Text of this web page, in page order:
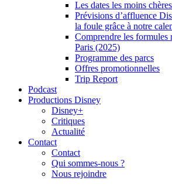
Les dates les moins
Prévisions d’affluence
la foule grâce à notre
Comprendre les formules
Paris (2025)
Programme des parcs
Offres promotionnelles
Trip Report
Podcast
Productions Disney
Disney+
Critiques
Actualité
Contact
Contact
Qui sommes-nous ?
Nous rejoindre